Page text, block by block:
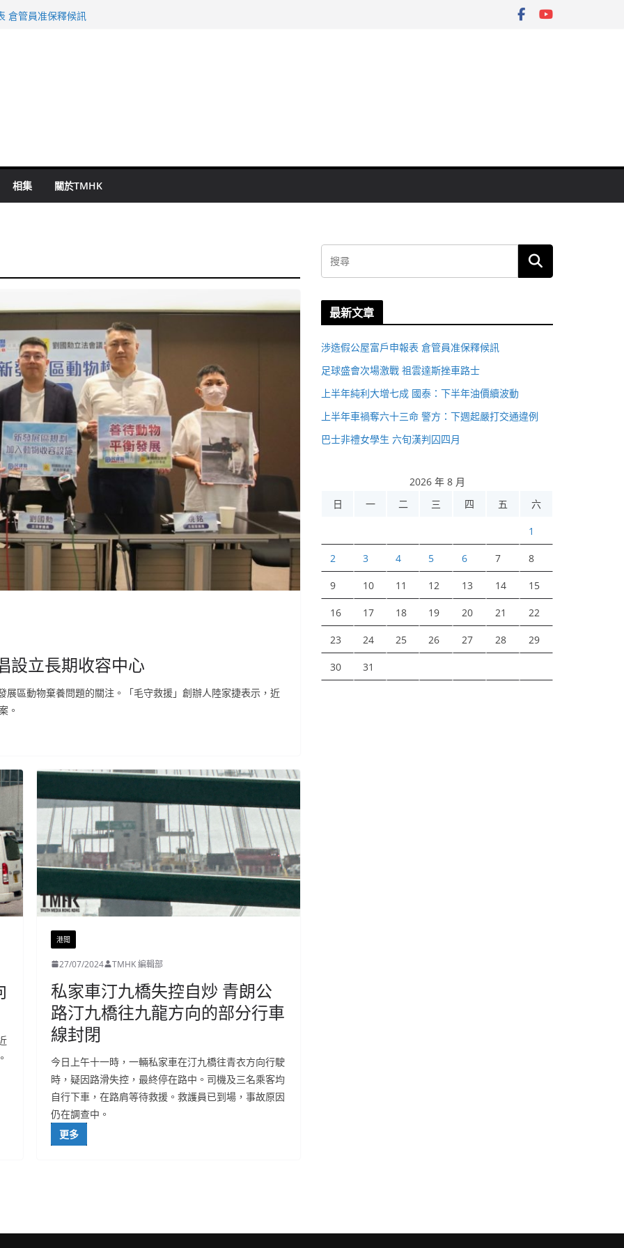
判囚四月
相集 關於TMHK
設立長期收容中心
區動物棄養問題的關注。「毛守救援」創辦人陸家捷表示，近
。
港聞
27/07/2024 TMHK 編輯部
私家車汀九橋失控自炒 青朗公
路汀九橋往九龍方向的部分行車
線封閉
今日上午十一時，一輛私家車在汀九橋往青衣方向行駛
時，疑因路滑失控，最終停在路中。司機及三名乘客均
自行下車，在路肩等待救援。救護員已到場，事故原因
仍在調查中。
更多
最新文章
涉造假公屋富戶申報表 倉管員准保釋候訊
足球盛會次場激戰 祖雲達斯挫車路士
上半年純利大增七成 國泰：下半年油價續波動
上半年車禍奪六十三命 警方：下週起嚴打交通違例
巴士非禮女學生 六旬漢判囚四月
2026 年 8 月
日
一 二 三 四 五 六
1
2 3 4 5 6 7 8
9 10 11 12 13 14 15
16 17 18 19 20 21 22
23 24 25 26 27 28 29
30 31